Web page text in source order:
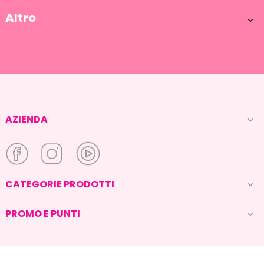
Altro 
AZIENDA 
CATEGORIE PRODOTTI 
PROMO E PUNTI 